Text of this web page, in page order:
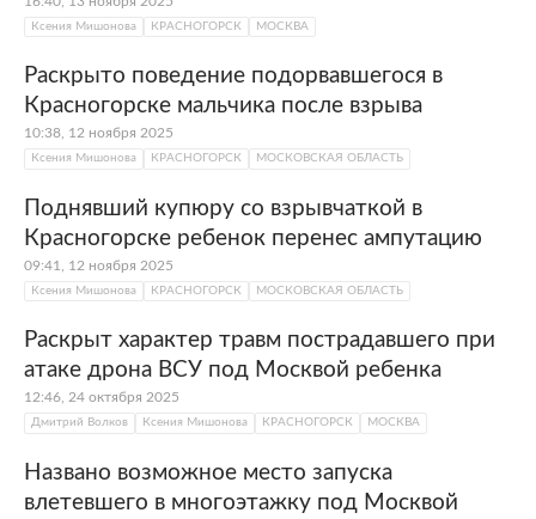
Ксения Мишонова КРАСНОГОРСК МОСКВА
Раскрыто поведение подорвавшегося в
Красногорске мальчика после взрыва
10:38, 12 ноября 2025
Ксения Мишонова КРАСНОГОРСК МОСКОВСКАЯ ОБЛАСТЬ
Поднявший купюру со взрывчаткой в
Красногорске ребенок перенес ампутацию
09:41, 12 ноября 2025
Ксения Мишонова КРАСНОГОРСК МОСКОВСКАЯ ОБЛАСТЬ
Раскрыт характер травм пострадавшего при
атаке дрона ВСУ под Москвой ребенка
12:46, 24 октября 2025
Дмитрий Волков Ксения Мишонова КРАСНОГОРСК МОСКВА
Названо возможное место запуска
влетевшего в многоэтажку под Москвой